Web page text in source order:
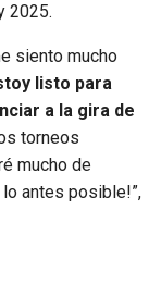
2025.
siento mucho
listo para
a la gira de
torneos
mucho de
antes posible!”,